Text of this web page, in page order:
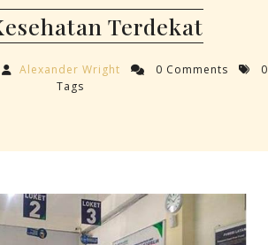
Terdekat
Alexander Wright 0 Comments
0
Tags